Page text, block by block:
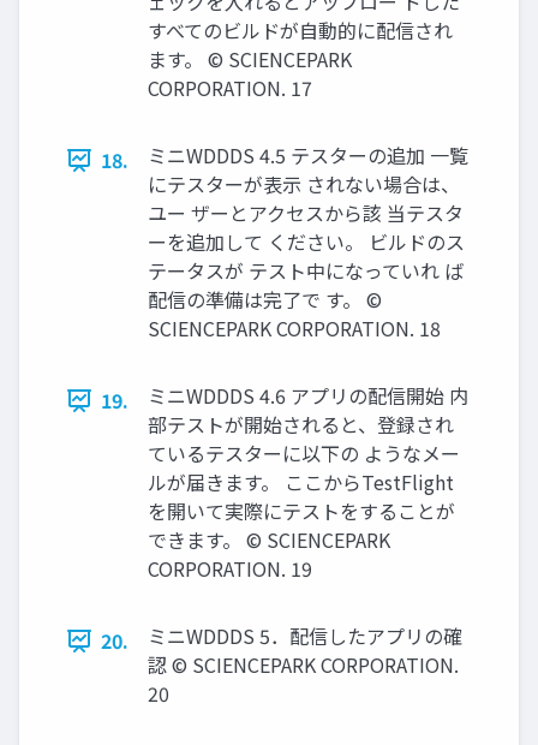
すべてのビルドが自動的に配信され
ます。 © SCIENCEPARK
CORPORATION. 17
18.
ミニWDDDS 4.5 テスターの追加 一覧
にテスターが表示 されない場合は、
ユー ザーとアクセスから該 当テスタ
ーを追加して ください。 ビルドのス
テータスが テスト中になっていれ ば
配信の準備は完了で す。 ©
SCIENCEPARK CORPORATION. 18
19.
ミニWDDDS 4.6 アプリの配信開始 内
部テストが開始されると、登録され
ているテスターに以下の ようなメー
ルが届きます。 ここからTestFlight
を開いて実際にテストをすることが
できます。 © SCIENCEPARK
CORPORATION. 19
20.
ミニWDDDS 5．配信したアプリの確
認 © SCIENCEPARK CORPORATION.
20